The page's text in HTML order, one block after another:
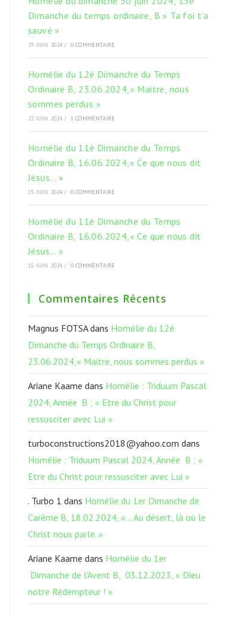
Dimanche du temps ordinaire, B » Ta foi t’a
sauvé »
29 JUIN 2024 / 0 COMMENTAIRE
Homélie du 12è Dimanche du Temps
Ordinaire B, 23.06.2024,« Maitre, nous
sommes perdus »
22 JUIN 2024 / 1 COMMENTAIRE
Homélie du 11è Dimanche du Temps
Ordinaire B, 16.06.2024,« Ce que nous dit
Jésus… »
15 JUIN 2024 / 0 COMMENTAIRE
Homélie du 11è Dimanche du Temps
Ordinaire B, 16.06.2024,« Ce que nous dit
Jésus… »
15 JUIN 2024 / 0 COMMENTAIRE
Commentaires Récents
Magnus FOTSAdans Homélie du 12è
Dimanche du Temps Ordinaire B,
23.06.2024,« Maitre, nous sommes perdus »
Ariane Kaame dans Homélie : Triduum Pascal
2024, Année B ; « Etre du Christ pour
ressusciter avec Lui »
turboconstructions2018@yahoo.com dans
Homélie : Triduum Pascal 2024, Année B ; «
Etre du Christ pour ressusciter avec Lui »
. Turbo 1 dans Homélie du 1er Dimanche de
Carême B, 18.02.2024, «… Au désert, là où le
Christ nous parle. »
Ariane Kaame dans Homélie du 1er
Dimanche de l’Avent B, 03.12.2023, « Dieu
notre Rédempteur ! »